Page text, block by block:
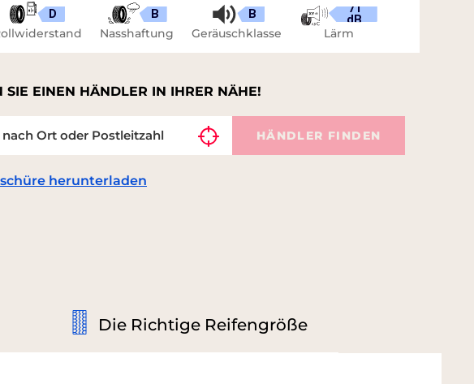
D
B
Nasshaftung
B
Geräuschklasse
71
dB
Lärm
SIE EINEN HÄNDLER IN IHRER NÄHE!
HÄNDLER FINDEN
herunterladen
Die Richtige Reifengröße